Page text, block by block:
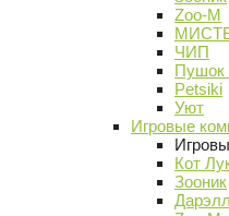
Zoo-M
ЧИП
Petsiki
Уют
Игровые
Кот
Зооник
Дарэлл